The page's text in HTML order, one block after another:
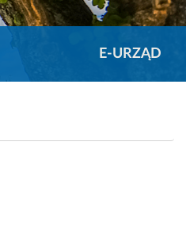
E-URZĄD